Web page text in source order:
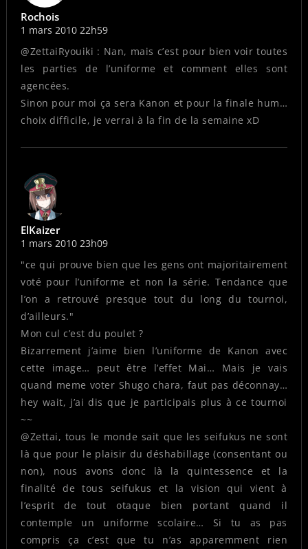
Rochois
1 mars 2010 22h59
@ZettaiRyouiki : Nan, mais c’est pour bien voir toutes
les parties de l’uniforme et comment elles sont
agencées.
Sinon pour moi ça sera Kanon et pour la finale hum…
choix difficile, je verrai à la fin de la semaine xD
ElKaizer
1 mars 2010 23h09
"ce qui prouve bien que les gens ont majoritairement
voté pour l’uniforme et non la série. Tendance que
l’on a retrouvé presque tout du long du tournoi,
d’ailleurs."
Mon cul c’est du poulet ?
Bizarrement j’aime bien l’uniforme de Kanon avec
cette image… peut être l’effet Mai… Mais je vais
quand meme voter Shugo chara, faut pas déconnay…
hey wait, j’ai dis que je participais plus à ce tournoi
~~
@Zettai, tous le monde sait que les seifukus ne sont
là que pour le plaisir du déshabillage (consentant ou
non), nous avons donc là la quintessence et la
finalité de tous seifukus et la vision qui vient à
l’esprit de tout otaque bien portant quand il
contemple un uniforme scolaire… Si tu as pas
compris ça c’est que tu n’as apparemment rien